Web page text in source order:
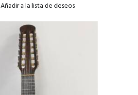
Añadir a la lista de deseos